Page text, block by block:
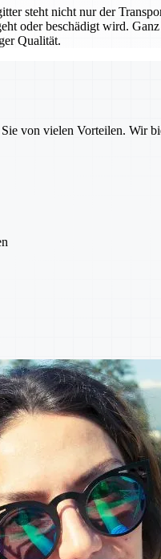
steht nicht nur der
oder beschädigt wird.
Qualität.
von vielen Vorteilen. Wir